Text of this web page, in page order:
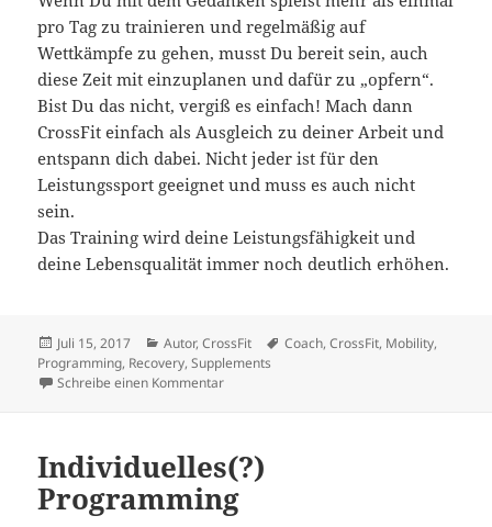
pro Tag zu trainieren und regelmäßig auf
Wettkämpfe zu gehen, musst Du bereit sein, auch
diese Zeit mit einzuplanen und dafür zu „opfern“.
Bist Du das nicht, vergiß es einfach! Mach dann
CrossFit einfach als Ausgleich zu deiner Arbeit und
entspann dich dabei. Nicht jeder ist für den
Leistungssport geeignet und muss es auch nicht
sein.
Das Training wird deine Leistungsfähigkeit und
deine Lebensqualität immer noch deutlich erhöhen.
Veröffentlicht
am
Juli 15, 2017 Kategorien
Autor,CrossFit Schlagwörter
Coach,CrossFit, Mobility,
Programming, Recovery,Supplements
Schreibe einen Kommentarzu Wundermittel & -übungen
Individuelles(?)
Programming